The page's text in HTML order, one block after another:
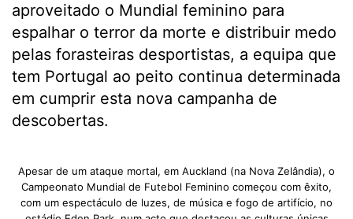
aproveitado o Mundial feminino para
espalhar o terror da morte e distribuir medo
pelas forasteiras desportistas, a equipa que
tem Portugal ao peito continua determinada
em cumprir esta nova campanha de
descobertas.
Apesar de um ataque mortal, em Auckland (na Nova Zelândia), o
Campeonato Mundial de Futebol Feminino começou com êxito,
com um espectáculo de luzes, de música e fogo de artifício, no